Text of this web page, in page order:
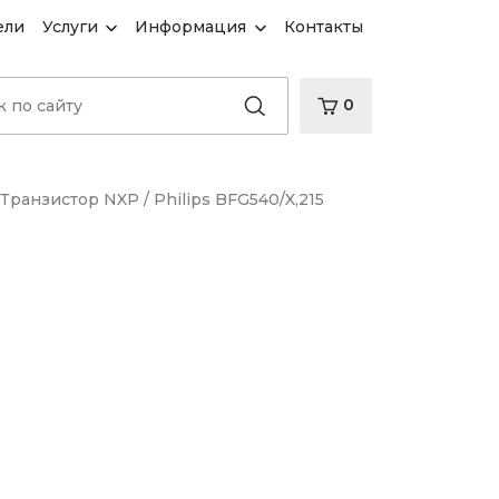
Услуги Информация Контакты
0
Транзистор NXP / Philips BFG540/X,215